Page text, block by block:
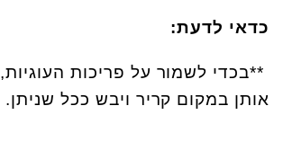
כדאי לדעת:
**בכדי לשמור על פריכות
אותן במקום קריר ויבש ככל שניתן.